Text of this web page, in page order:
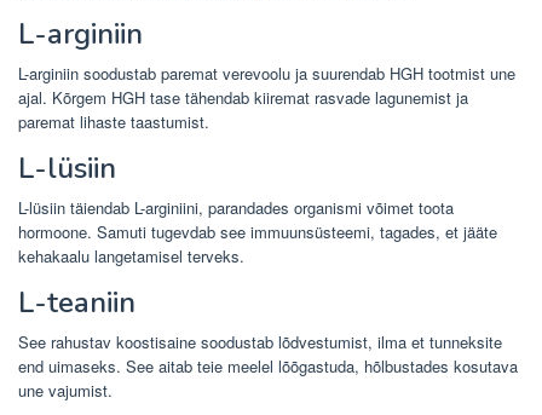
L-arginiin
L-arginiin soodustab paremat verevoolu ja suurendab HGH tootmist une
ajal. Kõrgem HGH tase tähendab kiiremat rasvade lagunemist ja
paremat lihaste taastumist.
L-lüsiin
L-lüsiin täiendab L-arginiini, parandades organismi võimet toota
hormoone. Samuti tugevdab see immuunsüsteemi, tagades, et jääte
kehakaalu langetamisel terveks.
L-teaniin
See rahustav koostisaine soodustab lõdvestumist, ilma et tunneksite
end uimaseks. See aitab teie meelel lõõgastuda, hõlbustades kosutava
une vajumist.